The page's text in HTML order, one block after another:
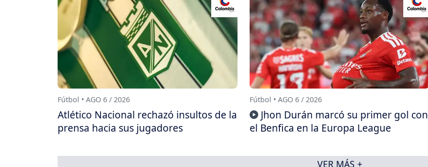
Fútbol • AGO 6 / 2026
Atlético Nacional rechazó insultos de la
prensa hacia sus jugadores
Fútbol • AGO 6 / 2026
Jhon Durán marcó su primer gol con
el Benfica en la Europa League
VER MÁS +